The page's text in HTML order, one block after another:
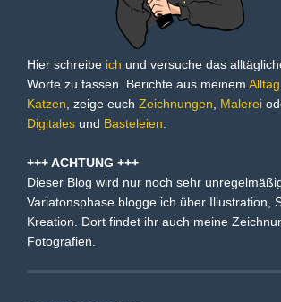
Hier schreibe ich und versuche das
Worte zu fassen. Berichte aus meinem Alltag
Katzen , zeige euch Zeichnungen Malerei
Digitales und Basteleien
+++ ACHTUNG +++
Dieser Blog wird nur noch sehr
Variatonsphase blogge ich über Illustration,
Kreation. Dort findet ihr auch meine
Fotografien.